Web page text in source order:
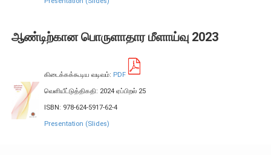
வங்கித்தொழில் கற்கைகளுக்கான நிலையம்
எக்ஸ்டர் அறிக்கை
ஆண்டிற்கான பொருளாதார மீளாய்வு 2023
கிடைக்கக்கூடிய வடிவம்: PDF
வெளியீட்டுத்திகதி: 2024 ஏப்பிறல் 25
ISBN: 978-624-5917-62-4
Presentation (Slides)